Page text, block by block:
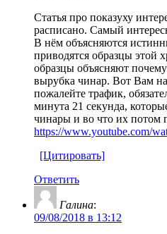
Статья про показуху
расписано. Самый
В нём объясняются
приводятся образцы этой
образцы объясняют
вырубка чинар. Вот Вам
пожалейте трафик,
минута 21 секунда,
чинары и во что их потом
https://www.youtube.com/
[Цитировать]
Ответить
Галина:
09/08/2018 в 13:12